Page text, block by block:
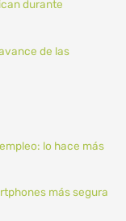
durante
de las
lo hace más
más segura